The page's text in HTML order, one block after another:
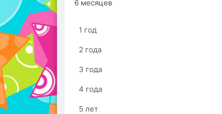
6 месяцев
1 год
2 года
3 года
4 года
5 лет